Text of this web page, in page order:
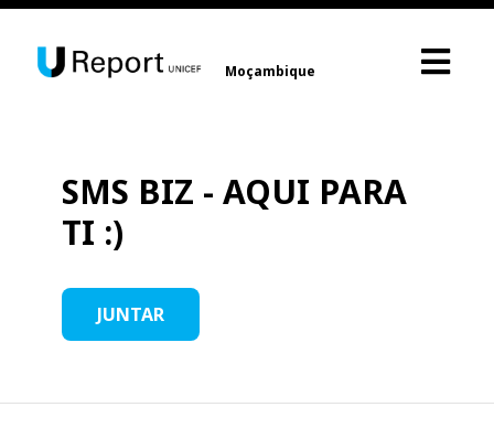
Moçambique
SMS BIZ - AQUI PARA
TI :)
JUNTAR